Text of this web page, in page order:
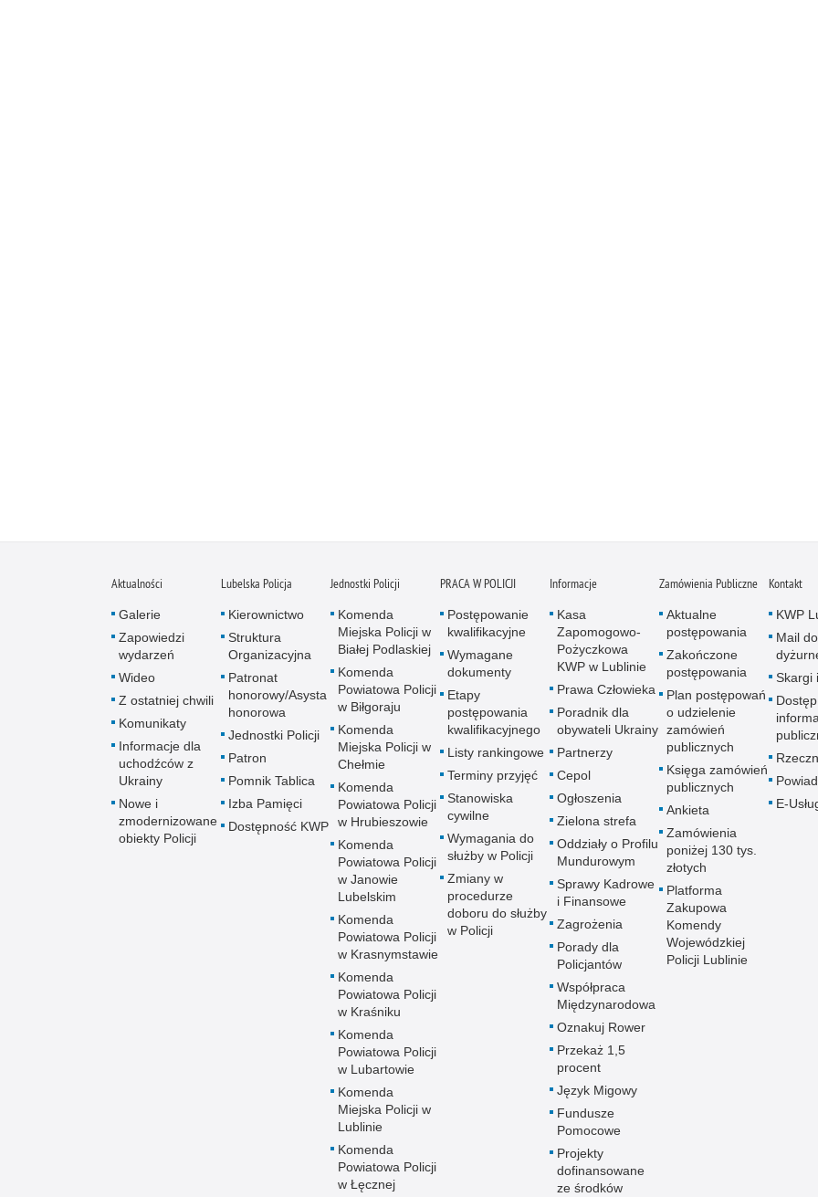
Aktualności
Galerie
Zapowiedzi
wydarzeń
Wideo
Z ostatniej chwili
Komunikaty
Informacje dla
uchodźców z
Ukrainy
Nowe i
zmodernizowane
obiekty Policji
Lubelska Policja
Kierownictwo
Struktura
Organizacyjna
Patronat
honorowy/Asysta
honorowa
Jednostki Policji
Patron
Pomnik Tablica
Izba Pamięci
Dostępność KWP
Jednostki Policji
Komenda
Miejska Policji w
Białej Podlaskiej
Komenda
Powiatowa Policji
w Biłgoraju
Komenda
Miejska Policji w
Chełmie
Komenda
Powiatowa Policji
w Hrubieszowie
Komenda
Powiatowa Policji
w Janowie
Lubelskim
Komenda
Powiatowa Policji
w Krasnymstawie
Komenda
Powiatowa Policji
w Kraśniku
Komenda
Powiatowa Policji
w Lubartowie
Komenda
Miejska Policji w
Lublinie
Komenda
Powiatowa Policji
w Łęcznej
PRACA W POLICJI
Postępowanie
kwalifikacyjne
Wymagane
dokumenty
Etapy
postępowania
kwalifikacyjnego
Listy rankingowe
Terminy przyjęć
Stanowiska
cywilne
Wymagania do
służby w Policji
Zmiany w
procedurze
doboru do służby
w Policji
Informacje
Kasa
Zapomogowo-
Pożyczkowa
KWP w Lublinie
Prawa Człowieka
Poradnik dla
obywateli Ukrainy
Partnerzy
Cepol
Ogłoszenia
Zielona strefa
Oddziały o Profilu
Mundurowym
Sprawy Kadrowe
i Finansowe
Zagrożenia
Porady dla
Policjantów
Współpraca
Międzynarodowa
Oznakuj Rower
Przekaż 1,5
procent
Język Migowy
Fundusze
Pomocowe
Projekty
dofinansowane
ze środków
Zamówienia Publiczne
Aktualne
postępowania
Zakończone
postępowania
Plan postępowań
o udzielenie
zamówień
publicznych
Księga zamówień
publicznych
Ankieta
Zamówienia
poniżej 130 tys.
złotych
Platforma
Zakupowa
Komendy
Wojewódzkiej
Policji Lublinie
Kontakt
KWP
Mail do
Skargi
E-